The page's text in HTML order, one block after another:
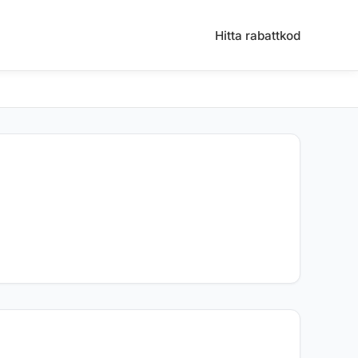
Hitta rabattkod